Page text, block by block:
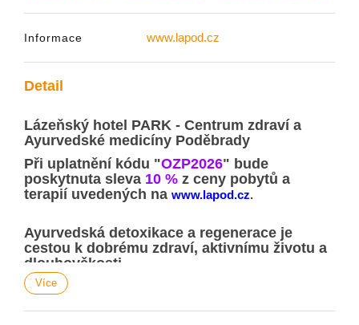
Informace www.lapod.cz
Detail
Lázeňský hotel PARK - Centrum zdraví a
Ayurvedské medicíny Poděbrady
Při uplatnění kódu "OZP2026" bude
poskytnuta sleva 10 % z ceny pobytů a
terapií uvedených na www.lapod.cz.
Ayurvedská detoxikace a regenerace je
cestou k dobrému zdraví, aktivnímu životu a
dlouhověkosti.
Uplatnění slevy:
Více